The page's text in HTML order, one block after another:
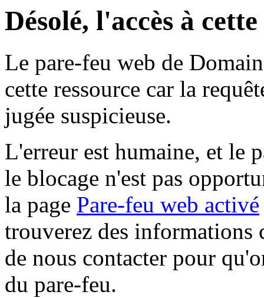
Désolé, l'accès à
Le pare-feu web de
cette ressource car la
jugée suspicieuse.
L'erreur est humaine, et le
le blocage n'est pas
la page Pare-feu web activé
trouverez des informations
de nous contacter pour
du pare-feu.